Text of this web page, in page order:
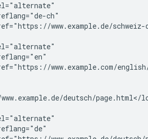
ch"
www.example.de/
www.example.com/
deutsch/page.html</